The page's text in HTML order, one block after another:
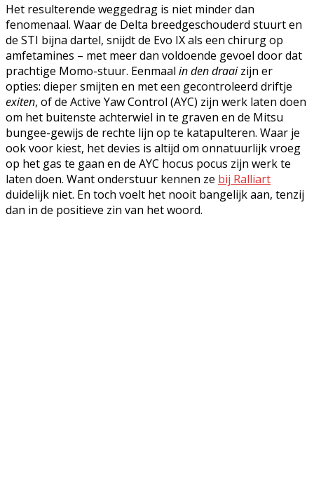
Het resulterende weggedrag is niet minder dan
fenomenaal. Waar de Delta breedgeschouderd stuurt en
de STI bijna dartel, snijdt de Evo IX als een chirurg op
amfetamines – met meer dan voldoende gevoel door dat
prachtige Momo-stuur. Eenmaal in den draaizijn er
opties: dieper smijten en met een gecontroleerd driftje
exiten, of de Active Yaw Control (AYC) zijn werk laten doen
om het buitenste achterwiel in te graven en de Mitsu
bungee-gewijs de rechte lijn op te katapulteren. Waar je
ook voor kiest, het devies is altijd om onnatuurlijk vroeg
op het gas te gaan en de AYC hocus pocus zijn werk te
laten doen. Want onderstuur kennen ze bij Ralliart
duidelijk niet. En toch voelt het nooit bangelijk aan, tenzij
dan in de positieve zin van het woord.